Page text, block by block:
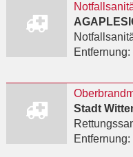
Entfernung:
Stadt
Entfernung: